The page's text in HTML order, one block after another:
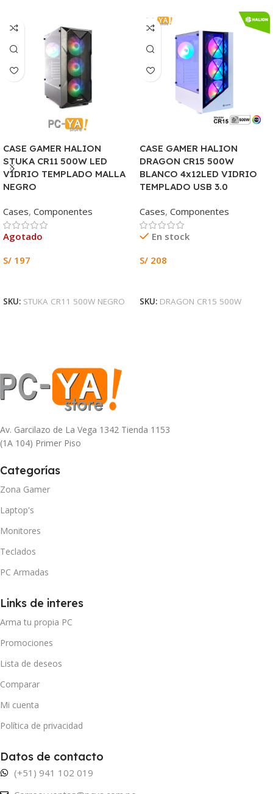
CASE GAMER HALION
STUKA CR11 500W LED
VIDRIO TEMPLADO MALLA
NEGRO
Cases, Componentes
Agotado
S/ 197
SKU: STUKA CR11 500W NEGRO
CASE GAMER HALION
DRAGON CR15 500W
BLANCO 4x12LED VIDRIO
TEMPLADO USB 3.0
Cases, Componentes
En stock
S/ 208
SKU: DRAGON CR15 500W
Av. Garcilazo de La Vega 1342 Tienda 1153
(1A 104) Primer Piso
Categorías
Zona Gamer
Laptop's
Monitores
Teclados
PC Armadas
Links de interes
Arma tu propia PC
Promociones
Lista de deseos
Comparar
Mi cuenta
Política de privacidad
Datos de contacto
(+51) 941 102 019